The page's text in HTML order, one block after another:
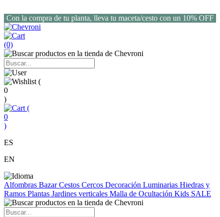
Con la compra de tu planta, lleva tu maceta/cesto con un 10% OFF
(0)
(
0
)
(
0
)
ES
EN
Alfombras BazarCestos Cercos Decoración Luminarias Hiedras y
Ramos Plantas Jardines verticales Malla de Ocultación Kids SALE